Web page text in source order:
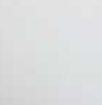
und
beteiligen sich
Russland und